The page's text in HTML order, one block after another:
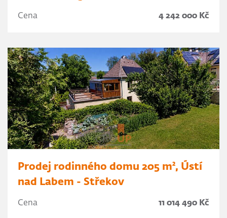
Cena 4 242 000 Kč
Prodej rodinného domu 205 m², Ústí
nad Labem - Střekov
Cena 11 014 490 Kč